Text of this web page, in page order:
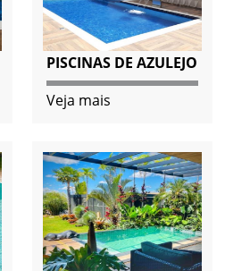
PISCINAS DE AZULEJO
Veja mais